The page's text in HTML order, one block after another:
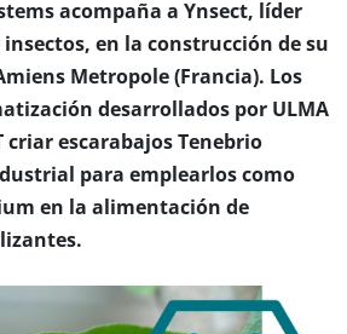
acompaña a Ynsect, líder
en la construcción de su
Metropole (Francia). Los
desarrollados por ULMA
criar escarabajos Tenebrio
para emplearlos como
en la alimentación de